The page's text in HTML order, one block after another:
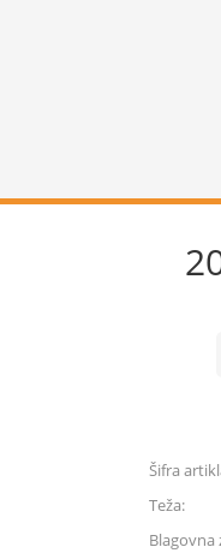
Šifra
Teža:
Blagovna